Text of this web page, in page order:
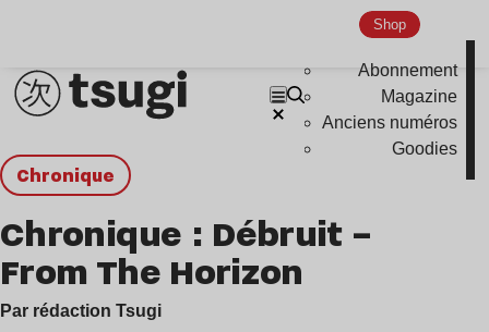
Shop
Abonnement
Magazine
Anciens numéros
Goodies
chronique
Chronique : Débruit –
From The Horizon
Par rédaction Tsugi